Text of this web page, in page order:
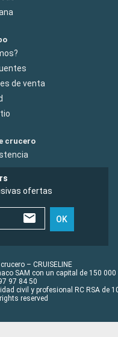
de venta
crucero
ofertas
OK
– CRUISELINE
SAM con un capital de 150 000
97 84 50
civil y profesional RC RSA de
reserved